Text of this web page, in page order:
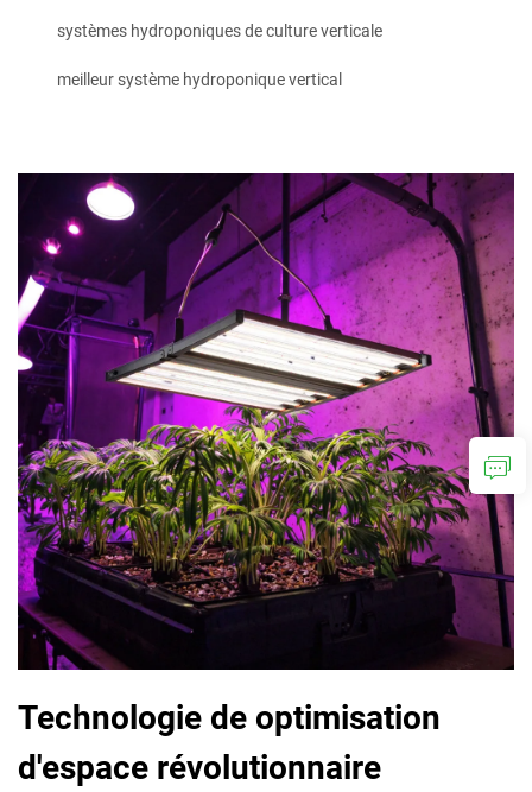
systèmes hydroponiques de culture verticale
meilleur système hydroponique vertical
Technologie de optimisation
d'espace révolutionnaire